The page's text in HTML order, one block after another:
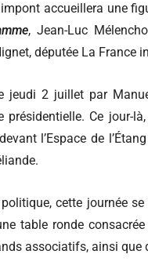
accueillera une
, Jean-Luc
députée La France
jeudi 2 juillet par
présidentielle. Ce jour-
l’Espace de
cette journée
table ronde
associatifs, ainsi que